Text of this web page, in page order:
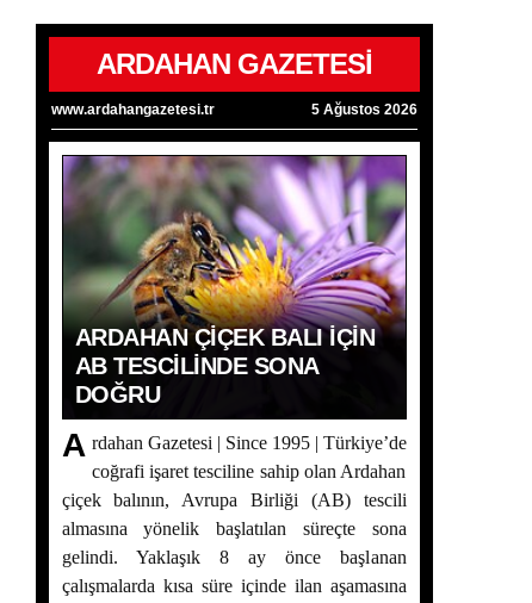
ARDAHAN GAZETESİ
www.ardahangazetesi.tr 5 Ağustos 2026
ARDAHAN ÇIÇEK BALI İÇIN
AB TESCILINDE SONA
DOĞRU
A rdahan Gazetesi | Since 1995 | Türkiye’de
coğrafi işaret tesciline sahip olan Ardahan
çiçek balının, Avrupa Birliği (AB) tescili
almasına yönelik başlatılan süreçte sona
gelindi. Yaklaşık 8 ay önce başlanan
çalışmalarda kısa süre içinde ilan aşamasına